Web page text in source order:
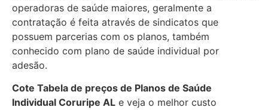
operadoras de saúde maiores, geralmente a
contratação é feita através de sindicatos que
possuem parcerias com os planos, também
conhecido com plano de saúde individual por
adesão.
Cote Tabela de preços de Planos de Saúde
Individual Coruripe AL e veja o melhor custo